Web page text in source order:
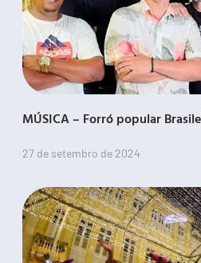
MÚSICA – Forró popular
27 de setembro de 2024